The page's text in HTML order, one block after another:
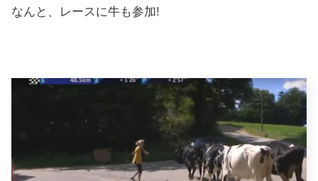
なんと、レースに牛も参加!